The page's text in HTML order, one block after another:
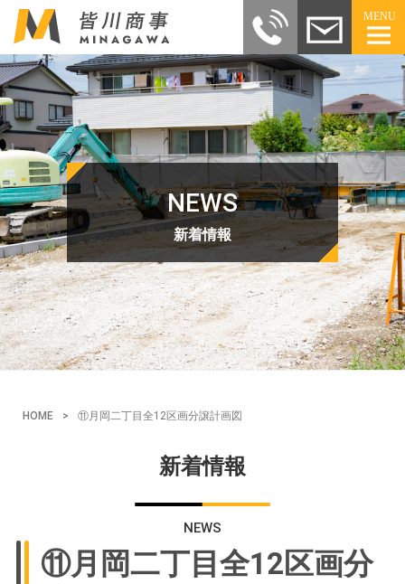
MENU
NEWS
新着情報
HOME > ⑪月岡二丁目全12区画分譲計画図
新着情報
NEWS
⑪月岡二丁目全12区画分